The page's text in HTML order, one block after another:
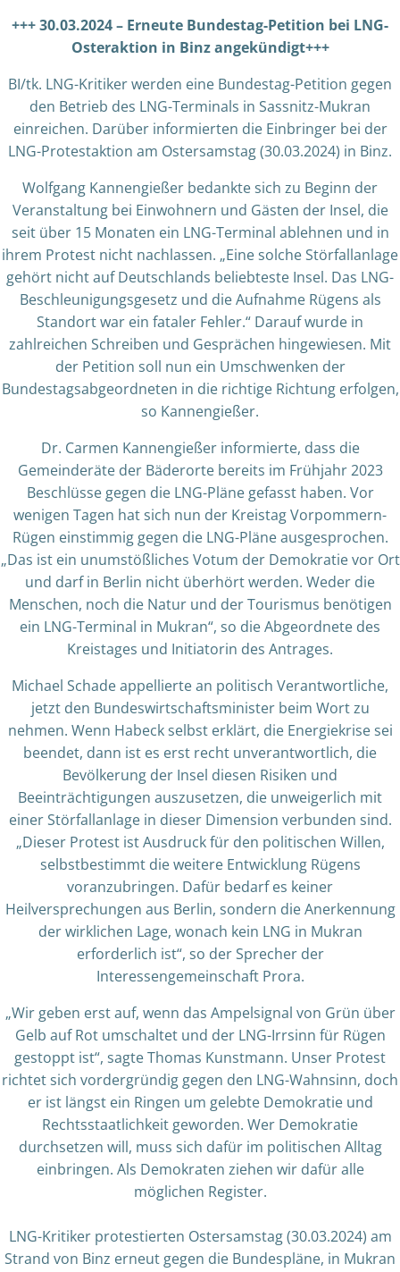
+++ 30.03.2024 – Erneute Bundestag-Petition bei LNG-
Osteraktion in Binz angekündigt+++
BI/tk. LNG-Kritiker werden eine Bundestag-Petition gegen
den Betrieb des LNG-Terminals in Sassnitz-Mukran
einreichen. Darüber informierten die Einbringer bei der
LNG-Protestaktion am Ostersamstag (30.03.2024) in Binz.
Wolfgang Kannengießer bedankte sich zu Beginn der
Veranstaltung bei Einwohnern und Gästen der Insel, die
seit über 15 Monaten ein LNG-Terminal ablehnen und in
ihrem Protest nicht nachlassen. „Eine solche Störfallanlage
gehört nicht auf Deutschlands beliebteste Insel. Das LNG-
Beschleunigungsgesetz und die Aufnahme Rügens als
Standort war ein fataler Fehler.“ Darauf wurde in
zahlreichen Schreiben und Gesprächen hingewiesen. Mit
der Petition soll nun ein Umschwenken der
Bundestagsabgeordneten in die richtige Richtung erfolgen,
so Kannengießer.
Dr. Carmen Kannengießer informierte, dass die
Gemeinderäte der Bäderorte bereits im Frühjahr 2023
Beschlüsse gegen die LNG-Pläne gefasst haben. Vor
wenigen Tagen hat sich nun der Kreistag Vorpommern-
Rügen einstimmig gegen die LNG-Pläne ausgesprochen.
„Das ist ein unumstößliches Votum der Demokratie vor Ort
und darf in Berlin nicht überhört werden. Weder die
Menschen, noch die Natur und der Tourismus benötigen
ein LNG-Terminal in Mukran“, so die Abgeordnete des
Kreistages und Initiatorin des Antrages.
Michael Schade appellierte an politisch Verantwortliche,
jetzt den Bundeswirtschaftsminister beim Wort zu
nehmen. Wenn Habeck selbst erklärt, die Energiekrise sei
beendet, dann ist es erst recht unverantwortlich, die
Bevölkerung der Insel diesen Risiken und
Beeinträchtigungen auszusetzen, die unweigerlich mit
einer Störfallanlage in dieser Dimension verbunden sind.
„Dieser Protest ist Ausdruck für den politischen Willen,
selbstbestimmt die weitere Entwicklung Rügens
voranzubringen. Dafür bedarf es keiner
Heilversprechungen aus Berlin, sondern die Anerkennung
der wirklichen Lage, wonach kein LNG in Mukran
erforderlich ist“, so der Sprecher der
Interessengemeinschaft Prora.
„Wir geben erst auf, wenn das Ampelsignal von Grün über
Gelb auf Rot umschaltet und der LNG-Irrsinn für Rügen
gestoppt ist“, sagte Thomas Kunstmann. Unser Protest
richtet sich vordergründig gegen den LNG-Wahnsinn, doch
er ist längst ein Ringen um gelebte Demokratie und
Rechtsstaatlichkeit geworden. Wer Demokratie
durchsetzen will, muss sich dafür im politischen Alltag
einbringen. Als Demokraten ziehen wir dafür alle
möglichen Register.
LNG-Kritiker protestierten Ostersamstag (30.03.2024) am
Strand von Binz erneut gegen die Bundespläne, in Mukran